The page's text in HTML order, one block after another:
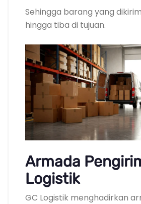
Sehingga barang yang
hingga tiba di tujuan.
Armada
Logistik
GC Logistik menghadirkan